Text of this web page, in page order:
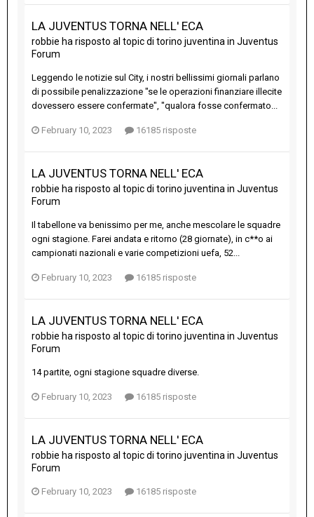
LA JUVENTUS TORNA NELL' ECA
robbie ha risposto al topic di torino juventina in Juventus
Forum
Leggendo le notizie sul City, i nostri bellissimi giornali parlano
di possibile penalizzazione "se le operazioni finanziare illecite
dovessero essere confermate", "qualora fosse confermato...
February 10, 2023 16185 risposte
LA JUVENTUS TORNA NELL' ECA
robbie ha risposto al topic di torino juventina in Juventus
Forum
Il tabellone va benissimo per me, anche mescolare le squadre
ogni stagione. Farei andata e ritorno (28 giornate), in c**o ai
campionati nazionali e varie competizioni uefa, 52...
February 10, 2023 16185 risposte
LA JUVENTUS TORNA NELL' ECA
robbie ha risposto al topic di torino juventina in Juventus
Forum
14 partite, ogni stagione squadre diverse.
February 10, 2023 16185 risposte
LA JUVENTUS TORNA NELL' ECA
robbie ha risposto al topic di torino juventina in Juventus
Forum
February 10, 2023 16185 risposte